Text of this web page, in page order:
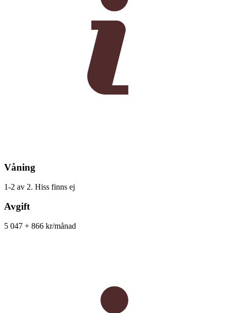
Våning
1-2 av 2. Hiss finns ej
Avgift
5 047 + 866 kr/månad